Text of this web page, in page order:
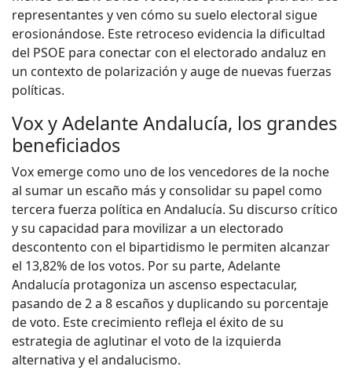
representantes y ven cómo su suelo electoral sigue
erosionándose. Este retroceso evidencia la dificultad
del PSOE para conectar con el electorado andaluz en
un contexto de polarización y auge de nuevas fuerzas
políticas.
Vox y Adelante Andalucía, los grandes
beneficiados
Vox emerge como uno de los vencedores de la noche
al sumar un escaño más y consolidar su papel como
tercera fuerza política en Andalucía. Su discurso crítico
y su capacidad para movilizar a un electorado
descontento con el bipartidismo le permiten alcanzar
el 13,82% de los votos. Por su parte, Adelante
Andalucía protagoniza un ascenso espectacular,
pasando de 2 a 8 escaños y duplicando su porcentaje
de voto. Este crecimiento refleja el éxito de su
estrategia de aglutinar el voto de la izquierda
alternativa y el andalucismo.